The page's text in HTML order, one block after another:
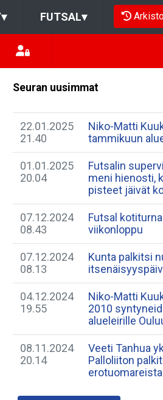
▾ FUTSAL▾
Seuran uusimmat
22.01.2025
21.40
Niko-Matti
tammikuun
01.01.2025
20.04
Futsalin
meni hienosti,
pisteet jäivät
07.12.2024
08.43
Futsal
viikonloppu
07.12.2024
08.13
Kunta palkitsi
04.12.2024
19.55
Niko-Matti
2010
alueleirille
08.11.2024
20.14
Veeti Tanhua
Palloliiton
erotuomareista